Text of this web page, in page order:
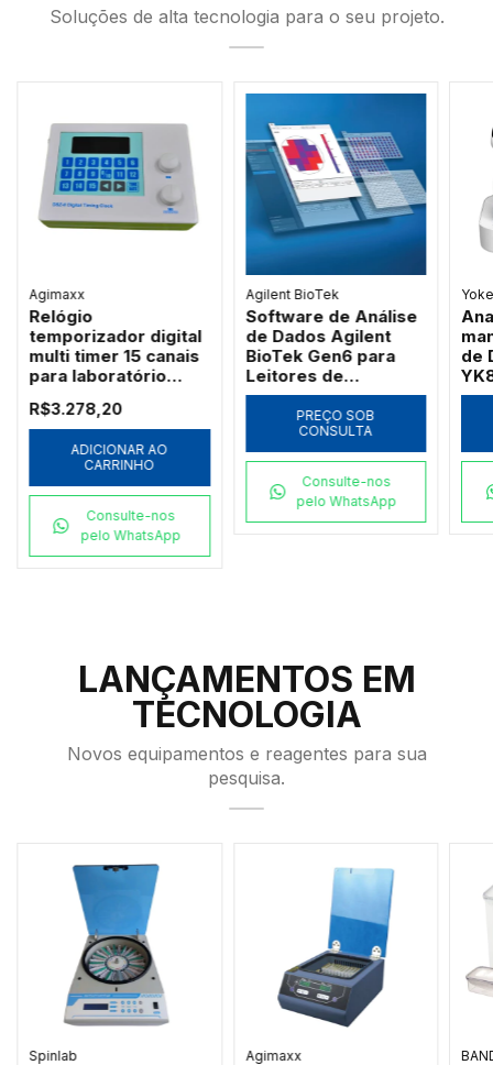
Soluções de alta tecnologia para o seu projeto.
Agimaxx
Relógio
temporizador digital
multi timer 15 canais
para laboratório
R$3.278,20
ADICIONAR AO
CARRINHO
Consulte-nos
pelo WhatsApp
Agilent BioTek
Software de Análise
de Dados Agilent
BioTek Gen6 para
Leitores de
Microplacas
PREÇO SOB
CONSULTA
Consulte-nos
pelo WhatsApp
de
LANÇAMENTOS EM
TECNOLOGIA
Novos equipamentos e reagentes para sua
pesquisa.
Spinlab Agimaxx